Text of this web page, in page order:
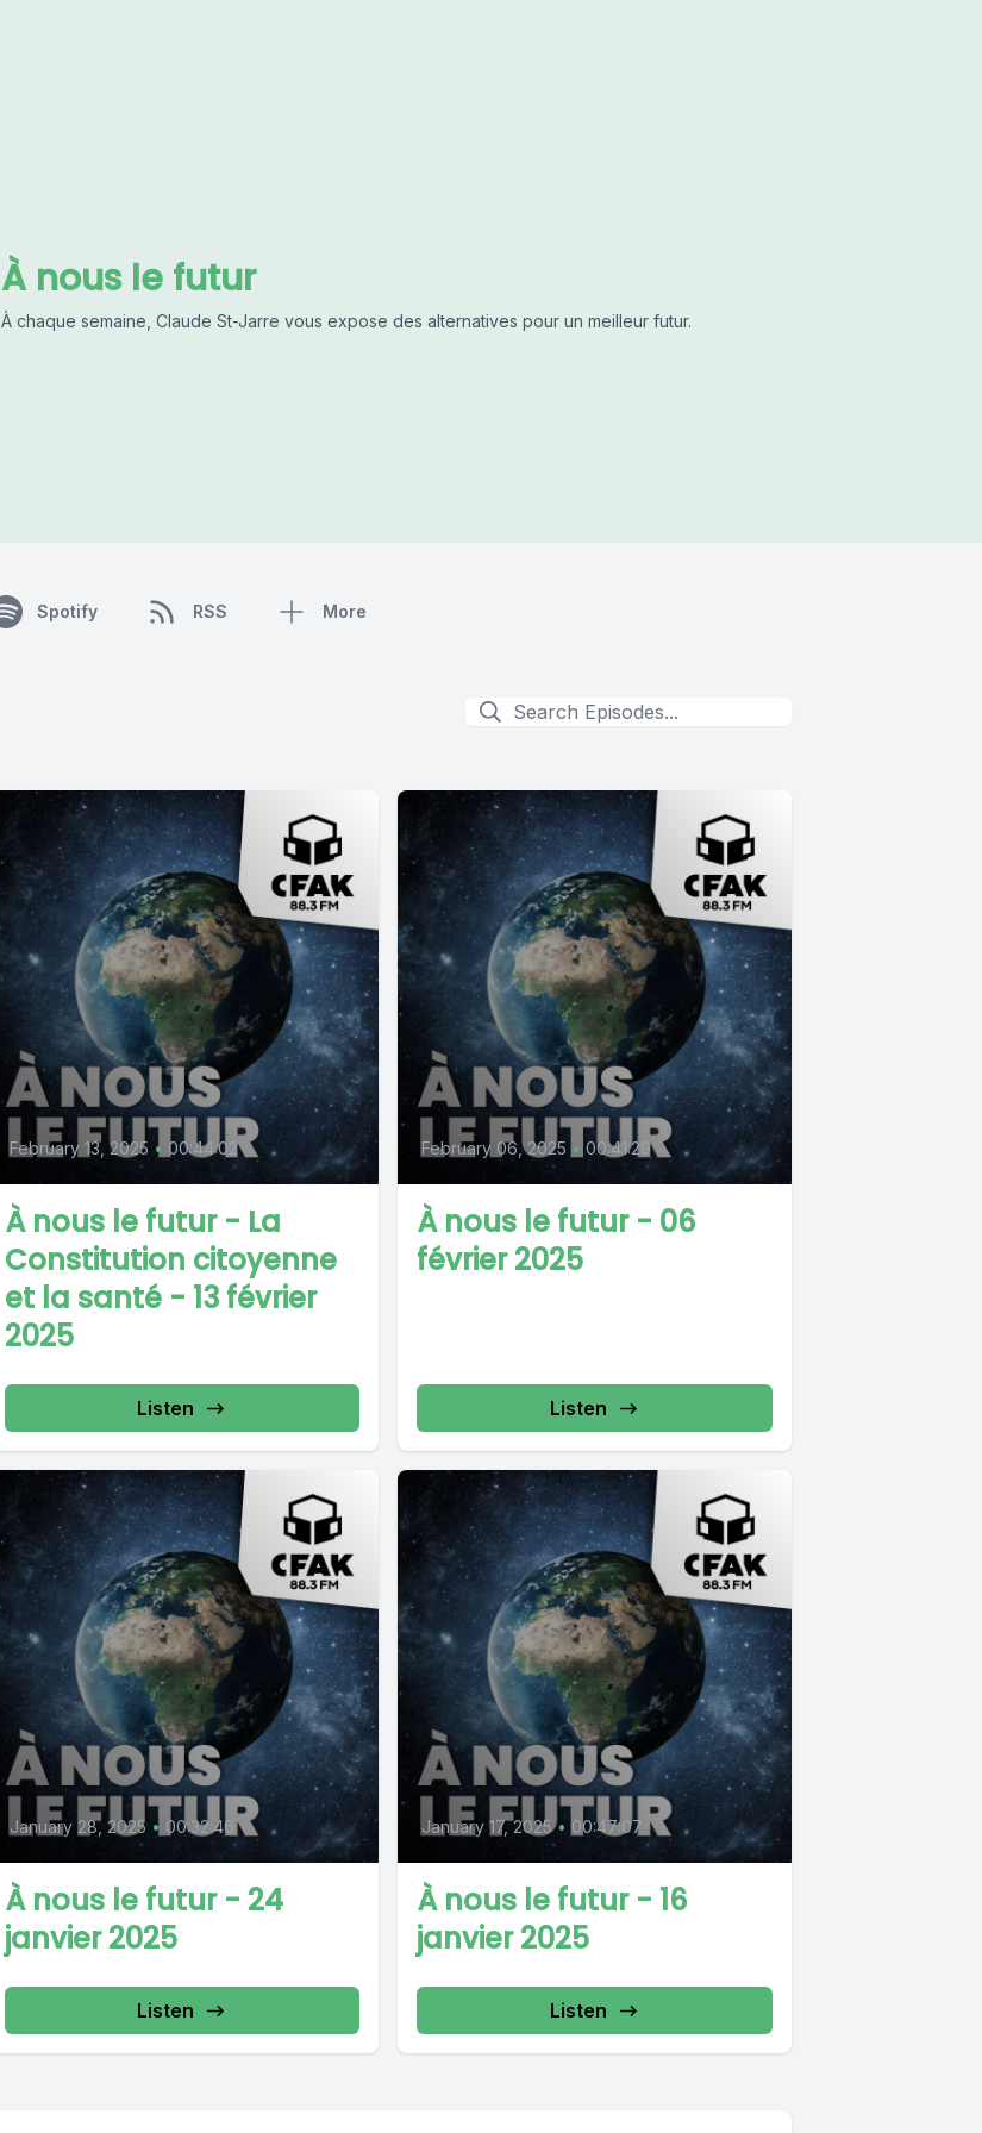
À nous le futur
À chaque semaine, Claude St-Jarre vous expose des alternatives pour un meilleur futur.
Spotify RSS More
February 13, 2025 • 00:44:02
À nous le futur - La
Constitution citoyenne
et la santé - 13 février
2025
Listen
February 06, 2025 • 00:41:29
À nous le futur - 06
février 2025
Listen
January 28, 2025 • 00:32:46
À nous le futur - 24
janvier 2025
Listen
January 17, 2025 • 00:47:07
À nous le futur - 16
janvier 2025
Listen